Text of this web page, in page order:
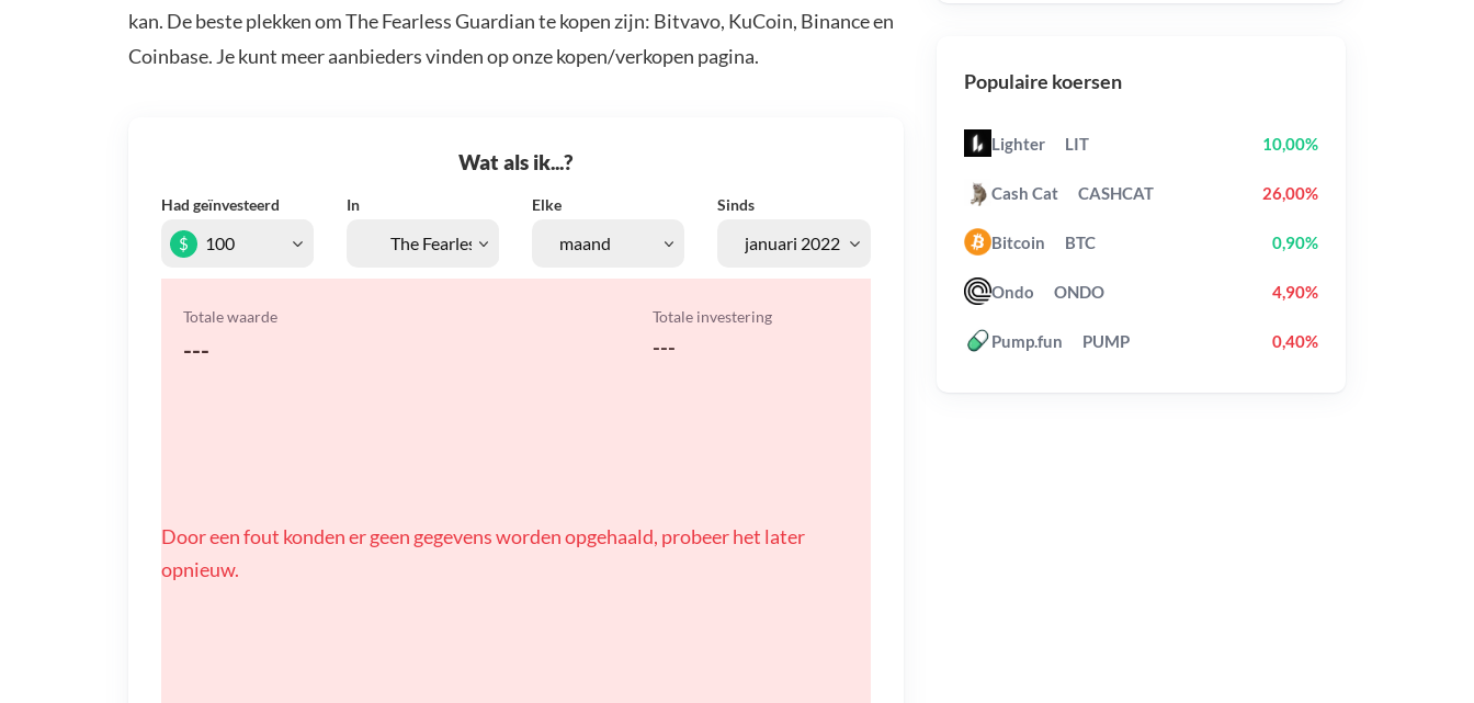
kan. De beste plekken om The Fearless Guardian te kopen zijn: Bitvavo, KuCoin, Binance en
Coinbase. Je kunt meer aanbieders vinden op onze kopen/verkopen pagina.
Wat als ik...?
Had geïnvesteerd In Elke Sinds
$
Totale waarde
---
Totale investering
---
Door een fout konden er geen gegevens worden opgehaald, probeer het later
opnieuw.
Populaire koersen
Lighter LIT 10,00%
Cash Cat CASHCAT 26,00%
Bitcoin BTC 0,90%
Ondo ONDO 4,90%
Pump.fun PUMP 0,40%